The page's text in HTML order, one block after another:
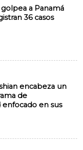
a Panamá
36 casos
encabeza un
de
en sus